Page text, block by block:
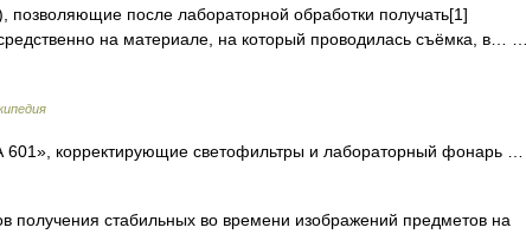
позволяющие после лабораторной обработки получать[1]
на материале, на который проводилась съёмка, в… …
корректирующие светофильтры и лабораторный фонарь …
получения стабильных во времени изображений предметов на